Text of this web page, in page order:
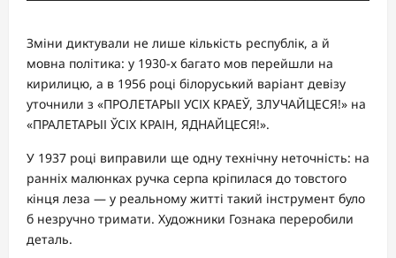
Зміни диктували не лише кількість республік, а й
мовна політика: у 1930-х багато мов перейшли на
кирилицю, а в 1956 році білоруський варіант девізу
уточнили з «ПРОЛЕТАРЫІ УСІХ КРАЕЎ, ЗЛУЧАЙЦЕСЯ!» на
«ПРАЛЕТАРЫІ ЎСІХ КРАІН, ЯДНАЙЦЕСЯ!».
У 1937 році виправили ще одну технічну неточність: на
ранніх малюнках ручка серпа кріпилася до товстого
кінця леза — у реальному житті такий інструмент було
б незручно тримати. Художники Гознака переробили
деталь.